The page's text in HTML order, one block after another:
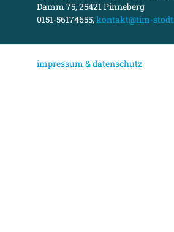
Damm 75, 25421 Pinneberg
0151-56174655,kontakt@tim-
impressum & datenschutz